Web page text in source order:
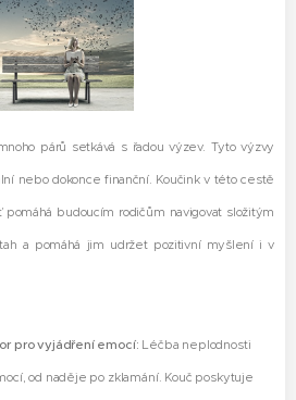
párů setkává s řadou výzev. Tyto výzvy
nebo dokonce finanční. Koučink v této cestě
budoucím rodičům navigovat složitým
a pomáhá jim udržet pozitivní myšlení i v
pro vyjádření emocí: Léčba neplodnosti
od naděje po zklamání. Kouč poskytuje